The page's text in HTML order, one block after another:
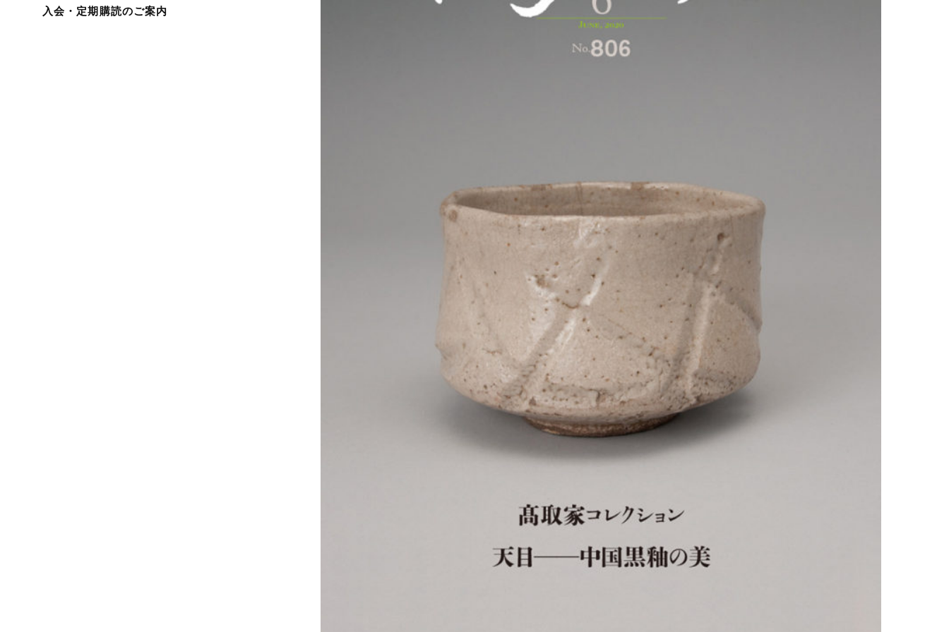
入会・定期購読のご案内